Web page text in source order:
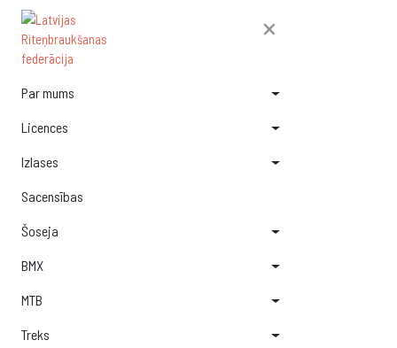
×
Par mums
Licences
Izlases
Sacensības
Šoseja
BMX
MTB
Treks